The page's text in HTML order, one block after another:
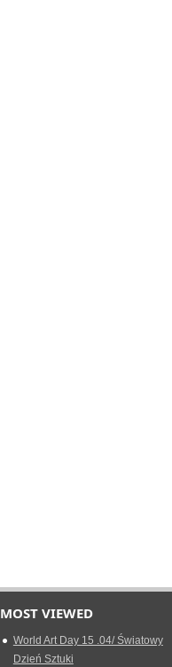
MOST VIEWED
World Art Day 15 .04/ Światowy
Dzień Sztuki